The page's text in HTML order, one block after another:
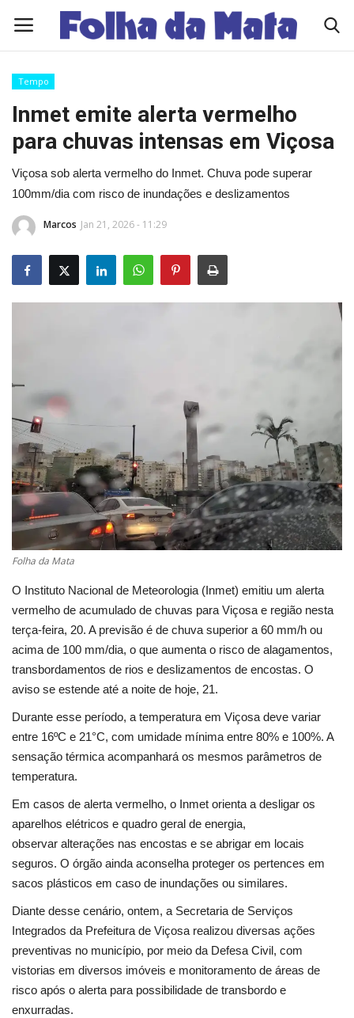
Quem Somos
Como Anunciar
Contato
Eleições 2026
Edições Diárias - NOTÍCIAS DO DIA
Cultura
UFV
Oportunidade
Sua Cidade
Tempo
Saúde
Política
Trânsito
Segurança Pública
Economia
Esporte
Solidariedade
Meio Ambiente
Justiça
Obituário
Tempo
Inmet emite alerta vermelho
para chuvas intensas em Viçosa
Viçosa sob alerta vermelho do Inmet. Chuva pode superar
100mm/dia com risco de inundações e deslizamentos
Marcos Jan 21, 2026 - 11:29
Folha da Mata
O Instituto Nacional de Meteorologia (Inmet) emitiu um alerta
vermelho de acumulado de chuvas para Viçosa e região nesta
terça-feira, 20. A previsão é de chuva superior a 60 mm/h ou
acima de 100 mm/dia, o que aumenta o risco de alagamentos,
transbordamentos de rios e deslizamentos de encostas. O
aviso se estende até a noite de hoje, 21.
Durante esse período, a temperatura em Viçosa deve variar
entre 16ºC e 21°C, com umidade mínima entre 80% e 100%. A
sensação térmica acompanhará os mesmos parâmetros de
temperatura.
Em casos de alerta vermelho, o Inmet orienta a desligar os
aparelhos elétricos e quadro geral de energia,
observar alterações nas encostas e se abrigar em locais
seguros. O órgão ainda aconselha proteger os pertences em
sacos plásticos em caso de inundações ou similares.
Diante desse cenário, ontem, a Secretaria de Serviços
Integrados da Prefeitura de Viçosa realizou diversas ações
preventivas no município, por meio da Defesa Civil, com
vistorias em diversos imóveis e monitoramento de áreas de
risco após o alerta para possibilidade de transbordo e
enxurradas.